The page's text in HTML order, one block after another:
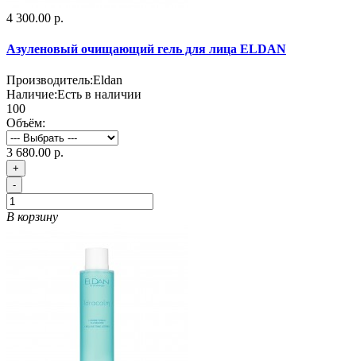
4 300.00 р.
Азуленовый очищающий гель для лица ELDAN
Производитель:Eldan
Наличие:Есть в наличии
100
Объём:
3 680.00 р.
+
-
В корзину